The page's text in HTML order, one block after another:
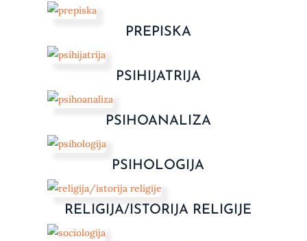
PREPISKA
PSIHIJATRIJA
PSIHOANALIZA
PSIHOLOGIJA
RELIGIJA/ISTORIJA RELIGIJE